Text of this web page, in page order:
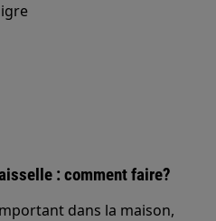
: comment faire?
dans la maison,